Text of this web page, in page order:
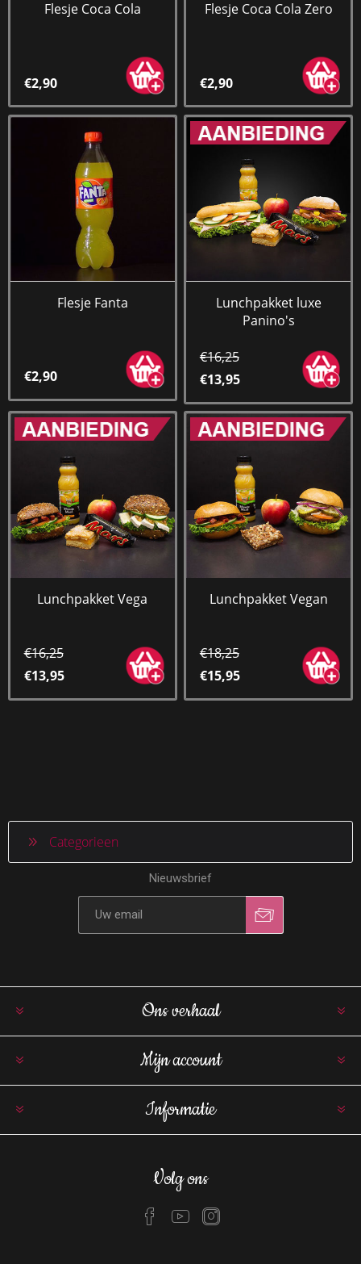
Flesje Coca Cola
€2,90
Flesje Coca Cola Zero
€2,90
Flesje Fanta
€2,90
Lunchpakket luxe
Panino's
€16,25
€13,95
Lunchpakket Vega
€16,25
€13,95
Lunchpakket Vegan
€18,25
€15,95
Categorieen
Nieuwsbrief
Ons verhaal
Mijn account
Informatie
Volg ons